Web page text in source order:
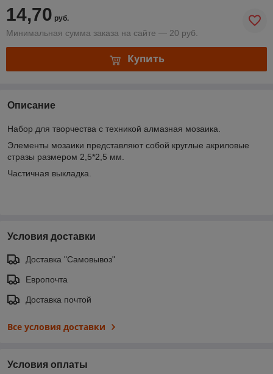
14,70 руб.
Минимальная сумма заказа на сайте — 20 руб.
Купить
Описание
Набор для творчества с техникой алмазная мозаика.
Элементы мозаики представляют собой круглые акриловые
стразы размером 2,5*2,5 мм.
Частичная выкладка.
Условия доставки
Доставка "Самовывоз"
Европочта
Доставка почтой
Все условия доставки
Условия оплаты